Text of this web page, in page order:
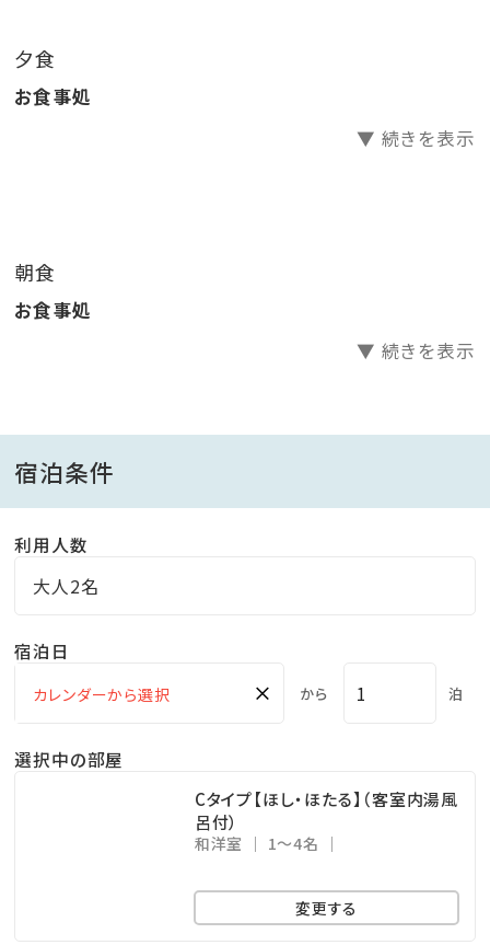
【温泉のご紹介】
自然湧出の温泉はエメラルドグリーンの色をもつ極上の
した。
客室の温泉は途中で空気に触れたりすることがない為、
高い効能が期待でき、質の高い湯浴みをお愉しみいた
だけます。
大地の恵みを肌で感じることができる当館自慢の温泉
◆お客様へお願い◆
せん。
※別途入湯税が100円かかります。
※当日お客様と連絡が取れる電話番号（携帯電話な
ど）をお教えください。
※お部屋のご指定がある場合は施設へ必ずご相談くだ
夕食
お食事処
▼ 続きを表示
朝食
お食事処
▼ 続きを表示
宿泊条件
利用人数
大人2名
宿泊日
× から 泊
選択中の部屋
Cタイプ【ほし・ほたる】（客室内湯風
呂付）
和洋室 1～4名
変更する